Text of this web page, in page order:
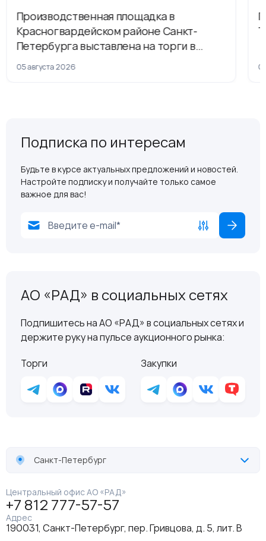
Производственная площадка в
Красногвардейском районе Санкт-
Петербурга выставлена на торги в
рамках приватизации
05 августа 2026
Подписка по интересам
Будьте в курсе актуальных предложений и новостей.
Настройте подписку и получайте только самое
важное для вас!
АО «РАД» в социальных сетях
Подпишитесь на АО «РАД» в социальных сетях и
держите руку на пульсе аукционного рынка:
Торги
Закупки
Санкт-Петербург
Центральный офис АО «РАД»
+7 812 777-57-57
Адрес
190031, Санкт-Петербург, пер. Гривцова, д. 5, лит. В